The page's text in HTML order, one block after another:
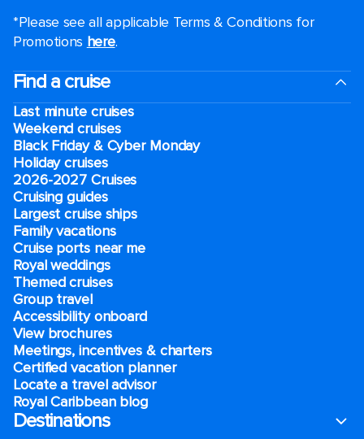
*Please see all applicable Terms & Conditions for
Promotions here.
Find a cruise
Last minute cruises
Weekend cruises
Black Friday & Cyber Monday
Holiday cruises
2026-2027 Cruises
Cruising guides
Largest cruise ships
Family vacations
Cruise ports near me
Royal weddings
Themed cruises
Group travel
Accessibility onboard
View brochures
Meetings, incentives & charters​
Certified vacation planner
Locate a travel advisor
Royal Caribbean blog
Destinations